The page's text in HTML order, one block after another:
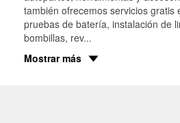
también ofrecemos servicios gratis
pruebas de batería, instalación de
bombillas, rev...
Mostrar más